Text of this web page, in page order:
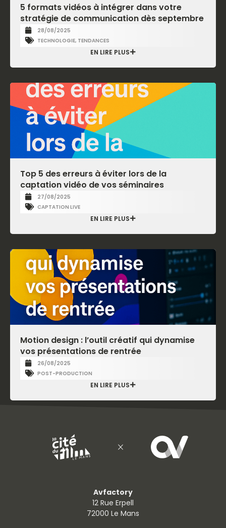
5 formats vidéos à intégrer dans votre
stratégie de communication dès septembre
28/08/2025
TECHNOLOGIE, TENDANCES
EN LIRE PLUS
Top 5 des erreurs à éviter lors de la
captation vidéo de vos séminaires
27/08/2025
CAPTATION LIVE
EN LIRE PLUS
Motion design : l’outil créatif qui dynamise
vos présentations de rentrée
26/08/2025
POST-PRODUCTION
EN LIRE PLUS
Avfactory
12 Rue Erpell
72000 Le Mans